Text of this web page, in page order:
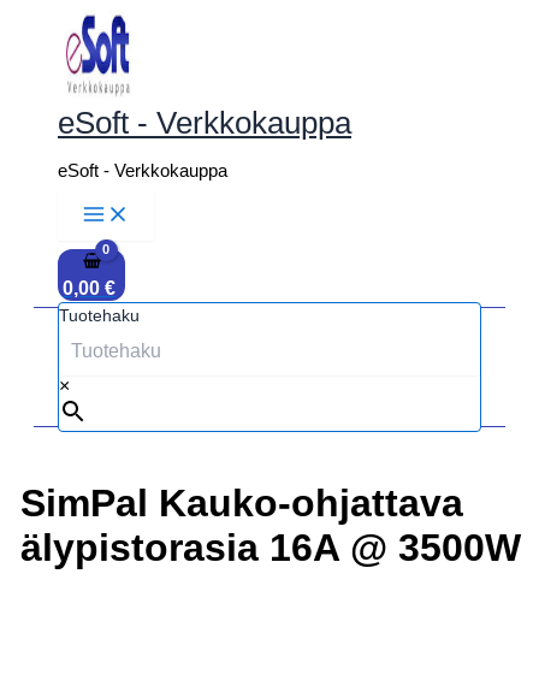
sisältöön
eSoft - Verkkokauppa
eSoft - Verkkokauppa
0,00 €
Tuotehaku
×
SimPal Kauko-ohjattava
älypistorasia 16A @ 3500W